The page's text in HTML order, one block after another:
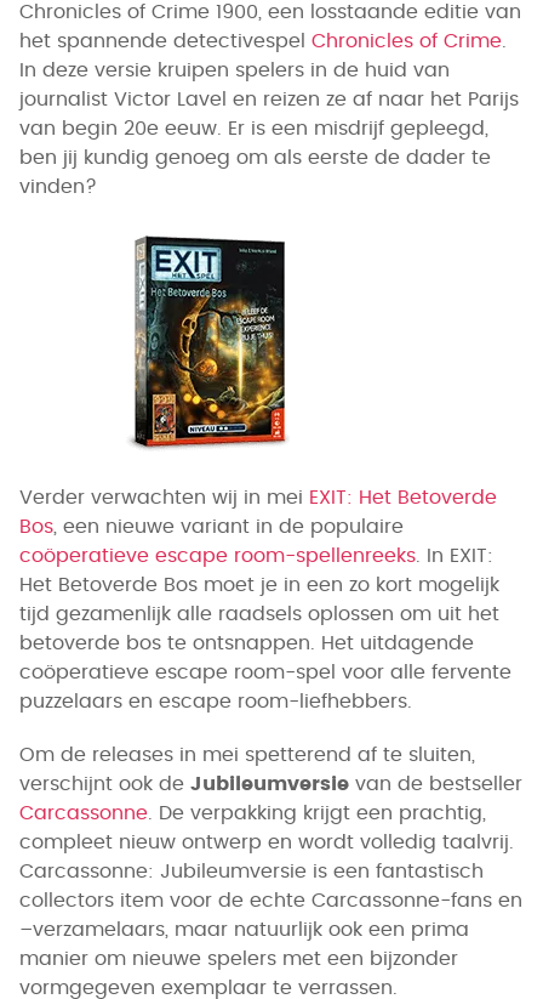
Chronicles of Crime 1900, een losstaande editie van
het spannende detectivespel Chronicles of Crime
In deze versie kruipen spelers in de huid van
journalist Victor Lavel en reizen ze af naar het Parijs
van begin 20e eeuw. Er is een misdrijf gepleegd,
ben jij kundig genoeg om als eerste de dader te
vinden?
Verder verwachten wij in mei EXIT: Het Betoverde
Bos , een nieuwe variant in de populaire
coöperatieve escape room-spellenreeks . In EXIT:
Het Betoverde Bos moet je in een zo kort mogelijk
tijd gezamenlijk alle raadsels oplossen om uit het
betoverde bos te ontsnappen. Het uitdagende
coöperatieve escape room-spel voor alle fervente
puzzelaars en escape room-liefhebbers.
Om de releases in mei spetterend af te sluiten,
verschijnt ook de Jubileumversie van de bestseller
Carcassonne . De verpakking krijgt een prachtig,
compleet nieuw ontwerp en wordt volledig taalvrij.
Carcassonne: Jubileumversie is een fantastisch
collectors item voor de echte Carcassonne-fans en
–verzamelaars, maar natuurlijk ook een prima
manier om nieuwe spelers met een bijzonder
vormgegeven exemplaar te verrassen.